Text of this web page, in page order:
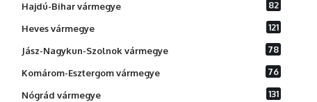
Hajdú-Bihar vármegye 82
Heves vármegye 121
Jász-Nagykun-Szolnok vármegye 78
Komárom-Esztergom vármegye 76
Nógrád vármegye 131